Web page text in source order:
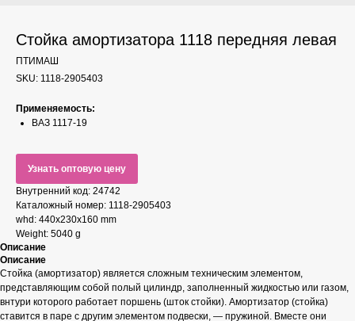
Стойка амортизатора 1118 передняя левая
ПТИМАШ
SKU: 1118-2905403
Применяемость:
ВАЗ 1117-19
Узнать оптовую цену
Внутренний код: 24742
Каталожный номер: 1118-2905403
whd: 440x230x160 mm
Weight: 5040 g
Описание
Описание
Стойка (амортизатор) является сложным техническим элементом,
представляющим собой полый цилиндр, заполненный жидкостью или газом,
внтури которого работает поршень (шток стойки). Амортизатор (стойка)
ставится в паре с другим элементом подвески, — пружиной. Вместе они